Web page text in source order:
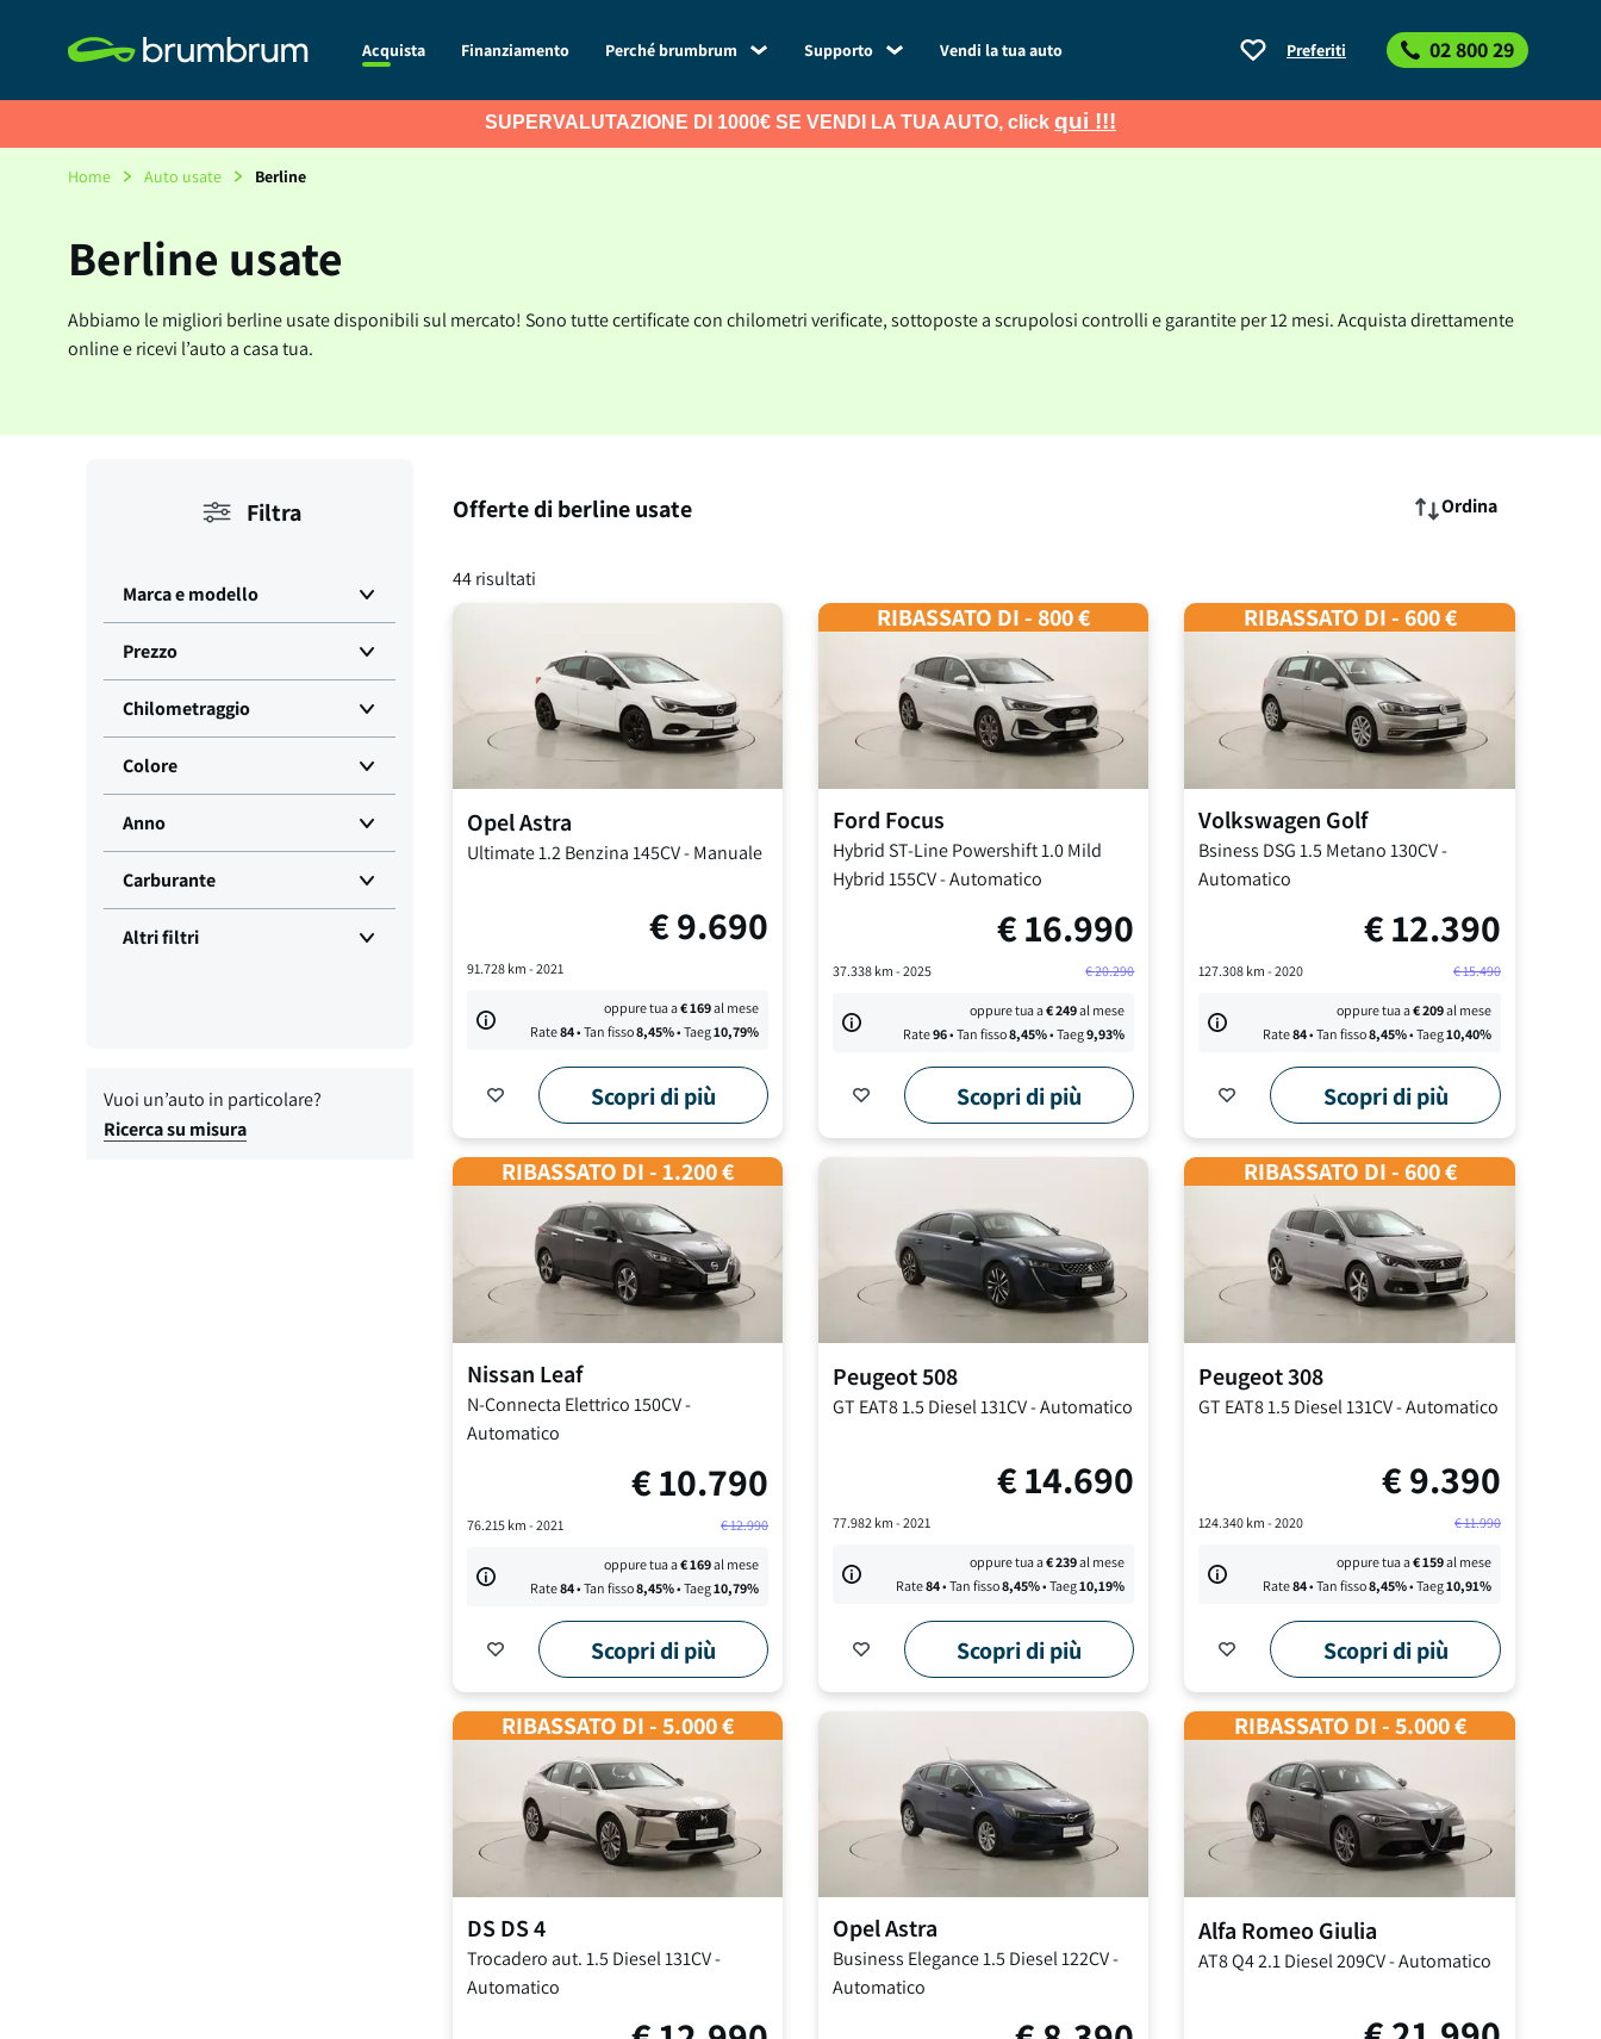
Acquista Finanziamento Perché brumbrum Supporto Vendi la tua auto Preferiti 02 800 29
SUPERVALUTAZIONE DI 1000€ SE VENDI LA TUA AUTO, click qui !!!
Home Auto usate Berline
Berline usate
Abbiamo le migliori berline usate disponibili sul mercato! Sono tutte certificate con chilometri verificate, sottoposte a scrupolosi controlli e garantite per 12 mesi. Acquista direttamente
online e ricevi l’auto a casa tua.
Filtra
Marca e modello
Prezzo
Chilometraggio
Colore
Anno
Carburante
Altri filtri
Vuoi un’auto in particolare?
Ricerca su misura
Offerte di berline usate Ordina
44 risultati
OpelAstra
Ultimate1.2 Benzina 145CV-Manuale
€9.690
91.728km - 2021
oppure tua a€169al mese
Rate84• Tan fisso8,45%• Taeg10,79%
Scopri di più
RIBASSATO DI - 800 €
Ford Focus
Hybrid ST-Line Powershift1.0 Mild
Hybrid 155CV-Automatico
€16.990
37.338km - 2025 €20.290
oppure tua a€249al mese
Rate96• Tan fisso8,45%• Taeg9,93%
Scopri di più
RIBASSATO DI - 600 €
Volkswagen Golf
Bsiness DSG 1.5 Metano 130CV-
Automatico
€12.390
127.308 km -2020 €15.490
oppure tua a€209al mese
Rate84• Tan fisso8,45%• Taeg10,40%
Scopri di più
RIBASSATO DI - 1.200 €
Nissan Leaf
N-Connecta Elettrico 150CV-
Automatico
€10.790
76.215km - 2021 €12.990
oppure tua a€169al mese
Rate84• Tan fisso8,45%• Taeg10,79%
Scopri di più
Peugeot508
GT EAT81.5 Diesel 131CV-Automatico
€14.690
77.982km - 2021
oppure tua a€239al mese
Rate84• Tan fisso8,45%• Taeg10,19%
Scopri di più
RIBASSATO DI - 600 €
Peugeot308
GT EAT81.5 Diesel 131CV-Automatico
€9.390
124.340 km -2020 €11.990
oppure tua a€159al mese
Rate84• Tan fisso8,45%• Taeg10,91%
Scopri di più
RIBASSATO DI - 5.000 €
DS DS 4
Trocadero aut.1.5 Diesel 131CV-
Automatico
OpelAstra
Business Elegance1.5 Diesel 122CV-
Automatico
RIBASSATO DI - 5.000 €
Alfa RomeoGiulia
AT8 Q42.1 Diesel 209CV-Automatico